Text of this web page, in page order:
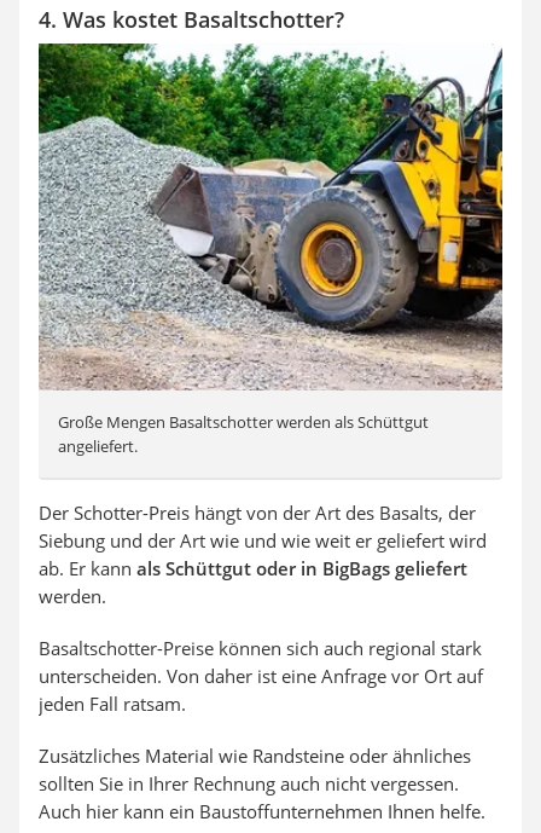
4. Was kostet Basaltschotter?
Große Mengen Basaltschotter werden als Schüttgut
angeliefert.
Der Schotter-Preis hängt von der Art des Basalts, der
Siebung und der Art wie und wie weit er geliefert wird
ab. Er kann als Schüttgut oder in BigBags geliefert
werden.
Basaltschotter-Preise können sich auch regional stark
unterscheiden. Von daher ist eine Anfrage vor Ort auf
jeden Fall ratsam.
Zusätzliches Material wie Randsteine oder ähnliches
sollten Sie in Ihrer Rechnung auch nicht vergessen.
Auch hier kann ein Baustoffunternehmen Ihnen helfe.